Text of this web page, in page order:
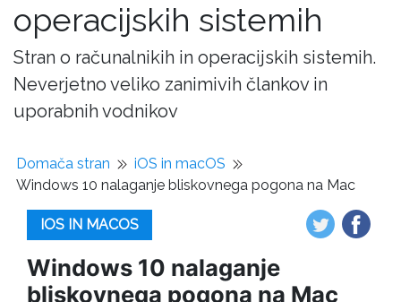
operacijskih sistemih
Stran o računalnikih in operacijskih sistemih.
Neverjetno veliko zanimivih člankov in
uporabnih vodnikov
Domača stran
iOS in macOS
Windows 10 nalaganje bliskovnega pogona na Mac
IOS IN MACOS
Windows 10 nalaganje
bliskovnega pogona na Mac